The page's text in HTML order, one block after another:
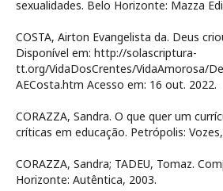
sexualidades. Belo Horizonte: Mazza
COSTA, Airton Evangelista da. Deus
Disponível em: http://solascriptura-
tt.org/VidaDosCrentes/VidaAmorosa/
AECosta.htm Acesso em: 16 out. 2022.
CORAZZA, Sandra. O que quer um
críticas em educação. Petrópolis:
CORAZZA, Sandra; TADEU, Tomaz.
Horizonte: Autêntica, 2003.